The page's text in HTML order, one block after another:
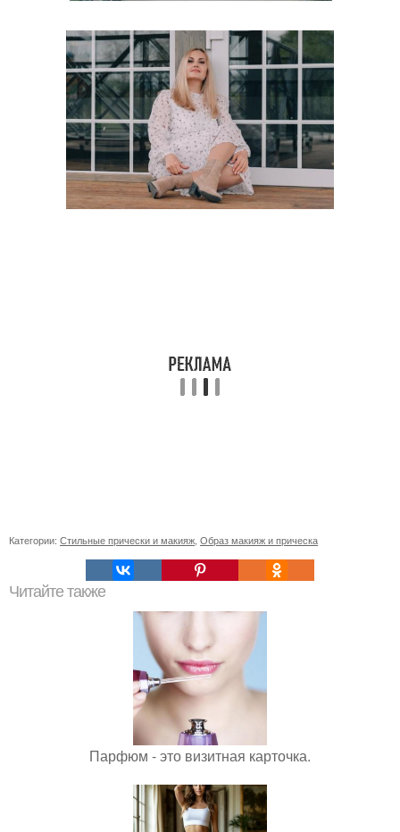
Категории: Стильные прически и макияж Образ макияж и прическа
Читайте также
Парфюм - это визитная карточка.